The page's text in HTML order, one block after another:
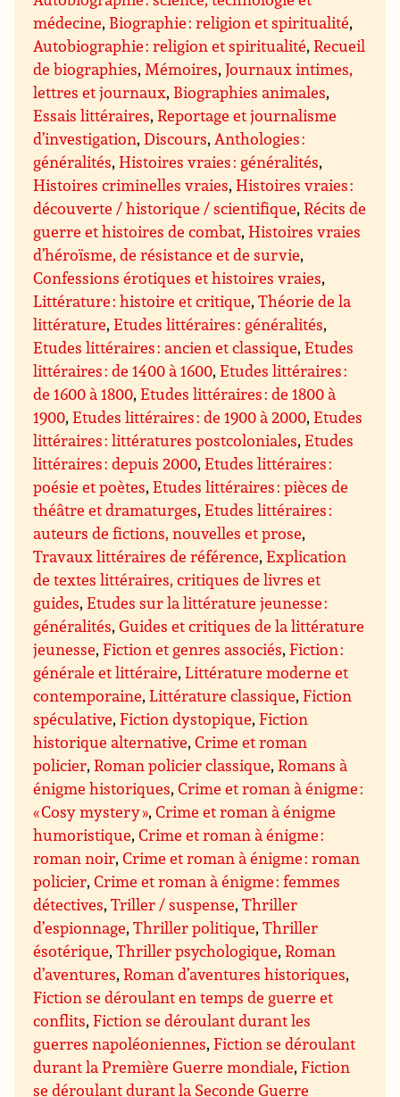
médecine, Biographie : religion et spiritualité,
Autobiographie : religion et spiritualité,Recueil
de biographies,Mémoires,Journaux intimes,
lettres et journaux, Biographies animales,
Essais littéraires,Reportage et journalisme
d’investigation,Discours,Anthologies :
généralités,Histoires vraies : généralités,
Histoires criminelles vraies,Histoires vraies :
découverte / historique / scientifique,Récits de
guerre et histoires de combat,Histoires vraies
d’héroïsme, de résistance et de survie,
Confessions érotiques et histoires vraies,
Littérature : histoire et critique,Théorie de la
littérature,Etudes littéraires : généralités,
Etudes littéraires : ancien et classique,Etudes
littéraires : de 1400 à 1600,Etudes littéraires :
de 1600 à 1800,Etudes littéraires : de 1800 à
1900,Etudes littéraires : de 1900 à 2000,Etudes
littéraires : littératures postcoloniales,Etudes
littéraires : depuis 2000,Etudes littéraires :
poésie et poètes,Etudes littéraires : pièces de
théâtre et dramaturges,Etudes littéraires :
auteurs de fictions, nouvelles et prose,
Travaux littéraires de référence,Explication
de textes littéraires, critiques de livres et
guides,Etudes sur la littérature jeunesse :
généralités,Guides et critiques de la littérature
jeunesse,Fiction et genres associés,Fiction :
générale et littéraire,Littérature moderne et
contemporaine,Littérature classique,Fiction
spéculative,Fiction dystopique,Fiction
historique alternative,Crime et roman
policier,Roman policier classique,Romans à
énigme historiques,Crime et roman à énigme :
« Cosy mystery »,Crime et roman à énigme
humoristique,Crime et roman à énigme :
roman noir,Crime et roman à énigme : roman
policier,Crime et roman à énigme : femmes
détectives,Triller / suspense,Thriller
d’espionnage,Thriller politique,Thriller
ésotérique,Thriller psychologique,Roman
d’aventures,Roman d’aventures historiques,
Fiction se déroulant en temps de guerre et
conflits,Fiction se déroulant durant les
guerres napoléoniennes,Fiction se déroulant
durant la Première Guerre mondiale,Fiction
se déroulant durant la Seconde Guerre